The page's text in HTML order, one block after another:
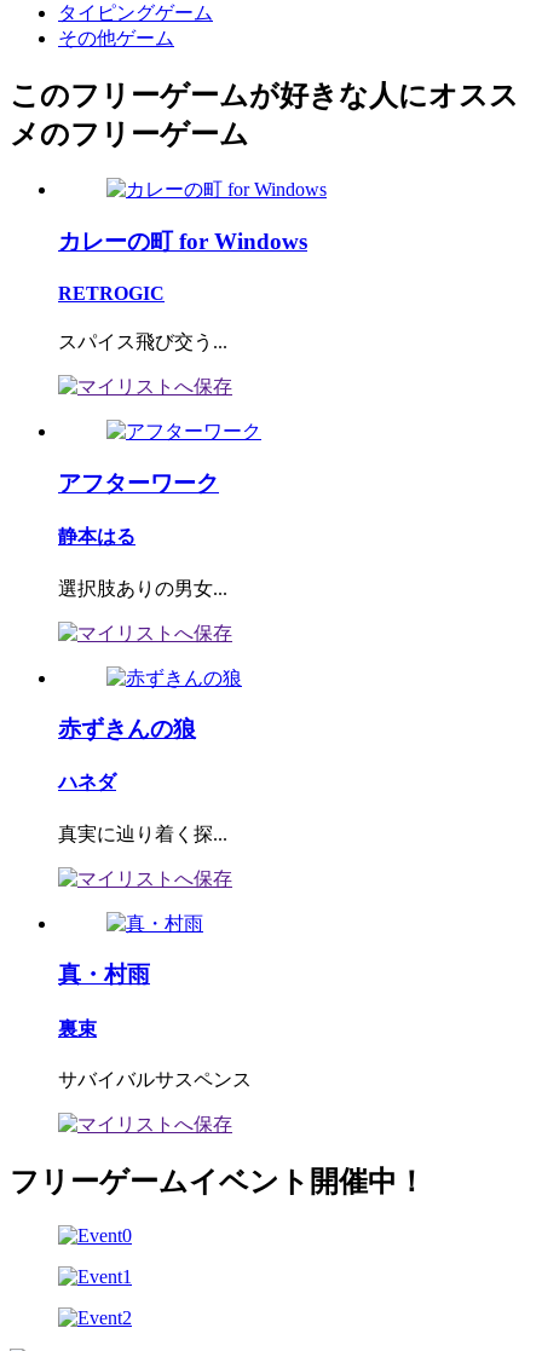
タイピングゲーム
その他ゲーム
このフリーゲームが好きな人にオスス
メのフリーゲーム
カレーの町 for Windows
RETROGIC
スパイス飛び交う...
アフターワーク
静本はる
選択肢ありの男女...
赤ずきんの狼
ハネダ
真実に辿り着く探...
真・村雨
裏束
サバイバルサスペンス
フリーゲームイベント開催中！